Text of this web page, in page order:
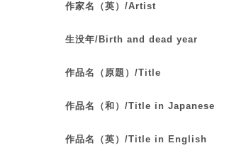
作家名（英）/Artist
生没年/Birth and dead year
作品名（原題）/Title
作品名（和）/Title in Japanese
作品名（英）/Title in English